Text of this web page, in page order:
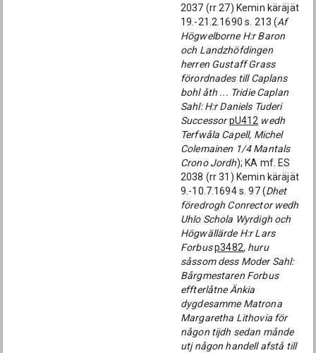
2037 (rr 27) Kemin käräjät
19.-21.2.1690 s. 213 (Af
Högwelborne H:r Baron
och Landzhöfdingen
herren Gustaff Grass
förordnades till Caplans
bohl åth ... Tridie Caplan
Sahl: H:r Daniels Tuderi
Successor pU412 wedh
Terfwåla Capell, Michel
Colemainen 1/4 Mantals
Crono Jordh); KA mf. ES
2038 (rr 31) Kemin käräjät
9.-10.7.1694 s. 97 (Dhet
föredrogh Conrector wedh
Uhlo Schola Wyrdigh och
Högwällärde H:r Lars
Forbusp3482, huru
såssom dess Moder Sahl:
Bårgmestaren Forbus
effterlåtne Änkia
dygdesamme Matrona
Margaretha Lithovia för
någon tijdh sedan månde
utj någon handell afstå till